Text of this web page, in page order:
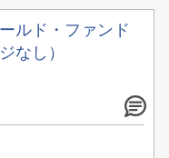
ルド・ファンド
なし）